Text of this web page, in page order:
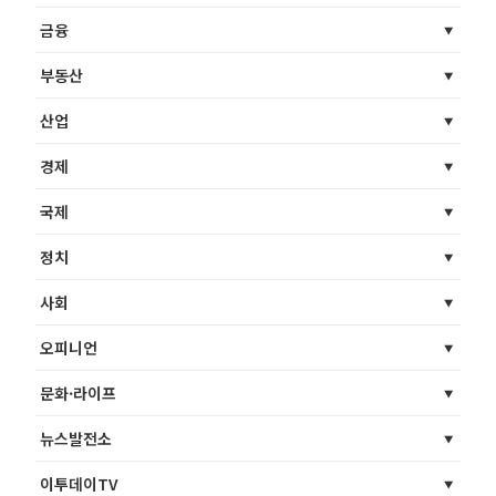
금융
부동산
산업
경제
국제
정치
사회
오피니언
문화·라이프
뉴스발전소
이투데이TV